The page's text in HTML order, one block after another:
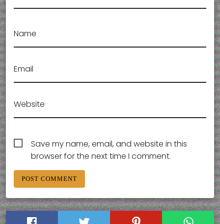
Name
Email
Website
Save my name, email, and website in this
browser for the next time I comment.